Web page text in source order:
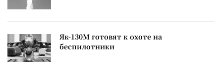
Як-130М готовят к охоте на
беспилотники